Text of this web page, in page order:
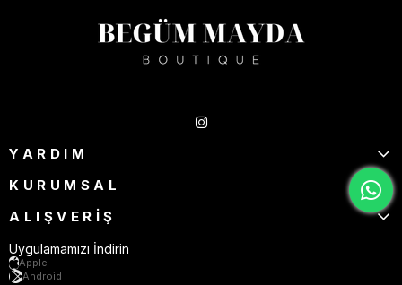
YARDIM
KURUMSAL
ALIŞVERİŞ
Uygulamamızı İndirin
Apple
Android